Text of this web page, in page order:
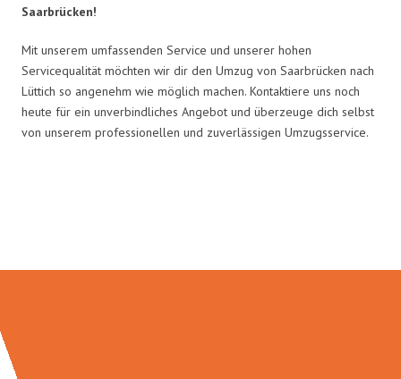
Saarbrücken!
Mit unserem umfassenden Service und unserer hohen
Servicequalität möchten wir dir den Umzug von Saarbrücken nach
Lüttich so angenehm wie möglich machen. Kontaktiere uns noch
heute für ein unverbindliches Angebot und überzeuge dich selbst
von unserem professionellen und zuverlässigen Umzugsservice.